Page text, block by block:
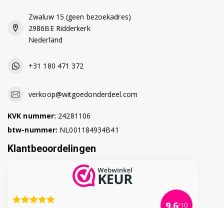
Zwaluw 15 (geen bezoekadres)
2986BE Ridderkerk
Nederland
+31 180 471 372
verkoop@witgoedonderdeel.com
KVK nummer: 24281106
btw-nummer: NL001184934B41
Klantbeoordelingen
9.6/10